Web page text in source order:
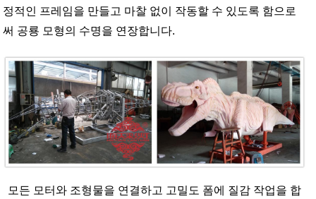
정적인 프레임을 만들고 마찰 없이 작동할 수 있도록 함으로
써 공룡 모형의 수명을 연장합니다.
모든 모터와 조형물을 연결하고 고밀도 폼에 질감 작업을 합